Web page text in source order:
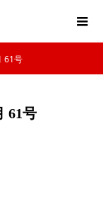
61号
61号